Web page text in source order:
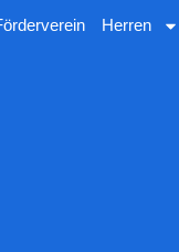
Herren